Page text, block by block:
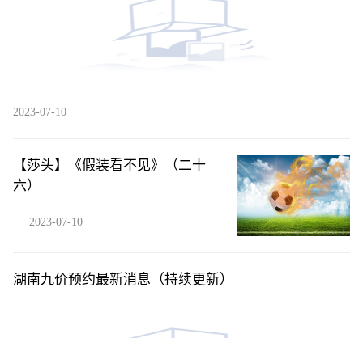
2023-07-10
【莎头】《假装看不见》（二十
六）
2023-07-10
湖南九价预约最新消息（持续更新）